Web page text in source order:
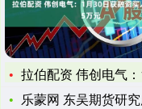
拉伯配资 伟创电气：1月30日获融资买入
乐蒙网 东吴期货研究所